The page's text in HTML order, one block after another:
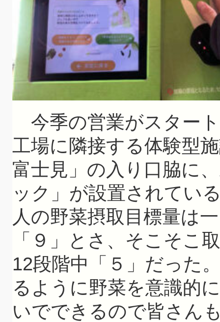
今季の営業がスター
工場に隣接する体験型
富士見」の入り口脇に
ック」が設置されてい
人の野菜摂取目標量は
「９」とさ、そこそこ
12段階中「５」だった
るように野菜を意識的
いでできるので皆さん